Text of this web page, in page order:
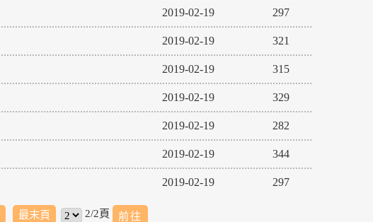
2019-02-19 297
2019-02-19 321
2019-02-19 315
2019-02-19 329
2019-02-19 282
2019-02-19 344
2019-02-19 297
最末頁 2/2頁